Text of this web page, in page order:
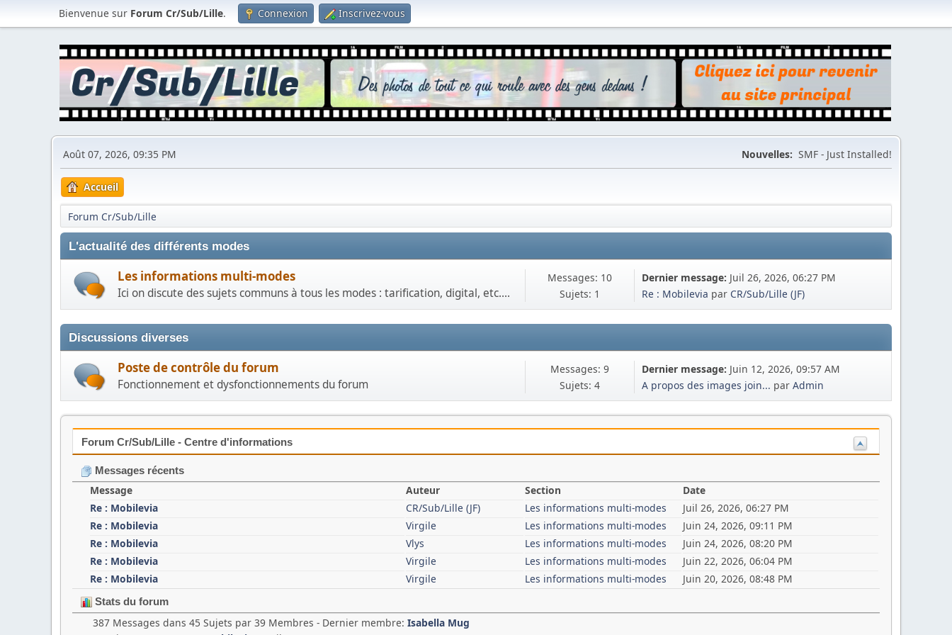
Bienvenue sur Forum Cr/Sub/Lille. Connexion Inscrivez-vous
Août 07, 2026, 09:35 PM Nouvelles: SMF - Just Installed!
Accueil
Forum Cr/Sub/Lille
L'actualité des différents modes
Les informations multi-modes
Ici on discute des sujets communs à tous les modes : tarification, digital, etc....
Messages: 10
Sujets: 1
Dernier message: Juil 26, 2026, 06:27 PM
Re : Mobilevia parCR/Sub/Lille (JF)
Discussions diverses
Poste de contrôle du forum
Fonctionnement et dysfonctionnements du forum
Messages: 9
Sujets: 4
Dernier message: Juin 12, 2026, 09:57 AM
A propos des images join... parAdmin
Forum Cr/Sub/Lille - Centre d'informations
Messages récents
Message Auteur Section
Date
Re : Mobilevia
CR/Sub/Lille (JF) Les informations multi-modes
Juil 26, 2026, 06:27 PM
Re : Mobilevia
Virgile Les informations multi-modes
Juin 24, 2026, 09:11 PM
Re : Mobilevia
Vlys Les informations multi-modes
Juin 24, 2026, 08:20 PM
Re : Mobilevia
Virgile Les informations multi-modes
Juin 22, 2026, 06:04 PM
Re : Mobilevia
Virgile Les informations multi-modes Juin 20, 2026, 08:48 PM
Stats du forum
387 Messages dans 45 Sujets par 39 Membres - Dernier membre: Isabella Mug